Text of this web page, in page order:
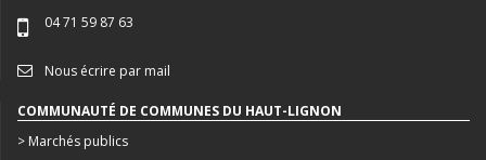
04 71 59 87 63
Nous écrire par mail
COMMUNAUTÉ DE COMMUNES DU HAUT-LIGNON
> Marchés publics